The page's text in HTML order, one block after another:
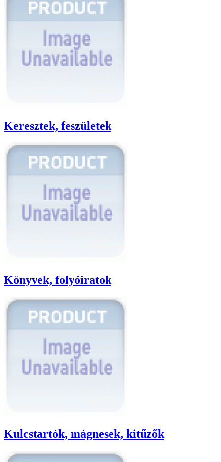
Keresztek, feszületek
Könyvek, folyóiratok
Kulcstartók, mágnesek, kitűzők